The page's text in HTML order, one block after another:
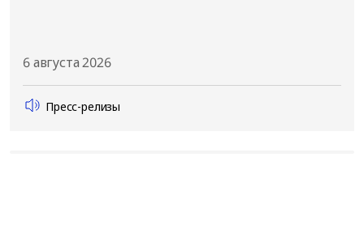
6 августа 2026
Пресс-релизы